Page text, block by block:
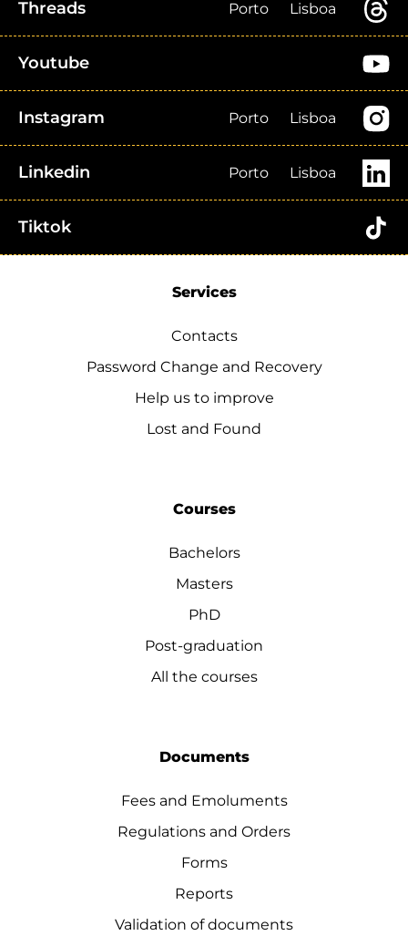
Threads Porto Lisboa
Youtube
Instagram Porto Lisboa
Linkedin Porto Lisboa
Tiktok
Services
Contacts
Password Change and Recovery
Help us to improve
Lost and Found
Courses
Bachelors
Masters
PhD
Post-graduation
All the courses
Documents
Fees and Emoluments
Regulations and Orders
Forms
Reports
Validation of documents